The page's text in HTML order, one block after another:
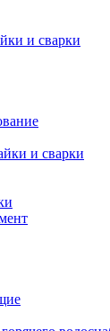
и сварки
и сварки